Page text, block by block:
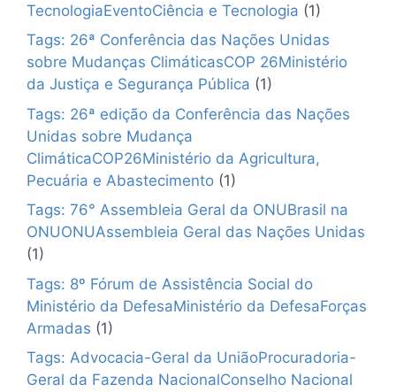
TecnologiaEventoCiência e Tecnologia (1)
Tags: 26ª Conferência das Nações Unidas
sobre Mudanças ClimáticasCOP 26Ministério
da Justiça e Segurança Pública (1)
Tags: 26ª edição da Conferência das Nações
Unidas sobre Mudança
ClimáticaCOP26Ministério da Agricultura,
Pecuária e Abastecimento (1)
Tags: 76° Assembleia Geral da ONUBrasil na
ONUONUAssembleia Geral das Nações Unidas
(1)
Tags: 8º Fórum de Assistência Social do
Ministério da DefesaMinistério da DefesaForças
Armadas (1)
Tags: Advocacia-Geral da UniãoProcuradoria-
Geral da Fazenda NacionalConselho Nacional